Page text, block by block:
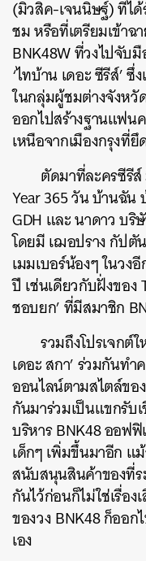
(มิวสิค-เจนนิษฐ์) ที่ไ
ชม หรือที่เตรียมเข้าฉ
BNK48W ที่วงไปจับ
‘ไทบ้าน เดอะ ซีรีส์’
ในกลุ่มผู้ชมต่างจังหวั
ออกไปสร้างฐานแฟน
เหนือจากเมืองกรุงที่
ตัดมาที่ละครซีรีส์
Year 365 วัน บ้านฉัน
GDH และ นาดาว บ
โดยมี เฌอปราง กัปตั
เมมเบอร์น้องๆ ในวง
ปี เช่นเดียวกับฝั่งของ
ชอบยก’ ที่มีสมาชิก
รวมถึงโปรเจก
เดอะ สกา’ ร่วมกันท
ออนไลน์ตามสไตล์ขอ
กันมาร่วมเป็นแขกรับ
บริหาร BNK48 ออฟ
เด็กๆ เพิ่มขึ้นมาอีก แ
สนับสนุนสินค้าของที่ร
กันไว้ก่อนก็ไม่ใช่เรื่อ
ของวง BNK48 ก็ออก
เอง
ค้นหา
SHARE